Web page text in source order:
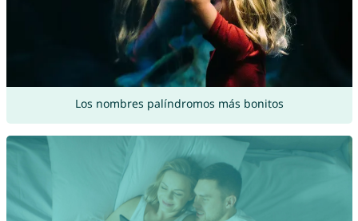
Los nombres palíndromos más bonitos